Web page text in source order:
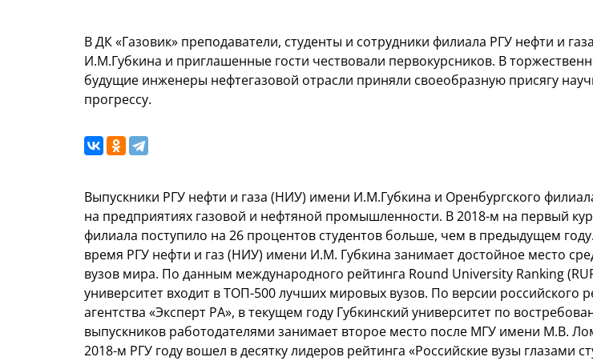
В ДК «Газовик» преподаватели, студенты и сотрудники филиала РГУ нефти и
И.М.Губкина и приглашенные гости чествовали первокурсников. В
будущие инженеры нефтегазовой отрасли приняли своеобразную присягу
прогрессу.
Выпускники РГУ нефти и газа (НИУ) имени И.М.Губкина и Оренбургского
на предприятиях газовой и нефтяной промышленности. В 2018-м на первый
филиала поступило на 26 процентов студентов больше, чем в предыдущем
время РГУ нефти и газ (НИУ) имени И.М. Губкина занимает достойное место
вузов мира. По данным международного рейтинга Round University Ranking
университет входит в ТОП-500 лучших мировых вузов. По версии российского
агентства «Эксперт РА», в текущем году Губкинский университет по
выпускников работодателями занимает второе место после МГУ имени М.В.
2018-м РГУ году вошел в десятку лидеров рейтинга «Российские вузы глазами